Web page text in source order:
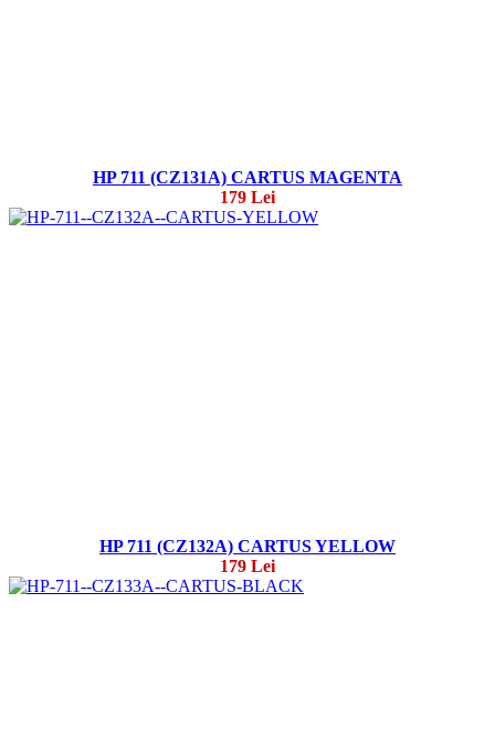
HP 711 (CZ131A) CARTUS MAGENTA
179 Lei
HP 711 (CZ132A) CARTUS YELLOW
179 Lei